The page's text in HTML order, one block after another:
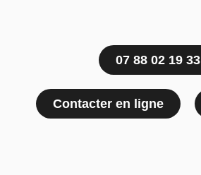
07 88 02 19 33
Contacter en ligne